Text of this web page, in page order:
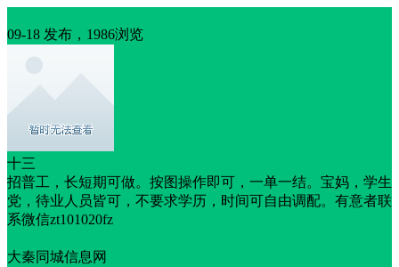
09-18 发布，1986浏览
十三
招普工，长短期可做。按图操作即可，一单一结。宝妈，学生
党，待业人员皆可，不要求学历，时间可自由调配。有意者联
系微信zt101020fz
大秦同城信息网